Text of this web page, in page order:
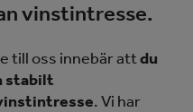
vinstintresse.
till oss innebär attdu
stabilt
. Vi har